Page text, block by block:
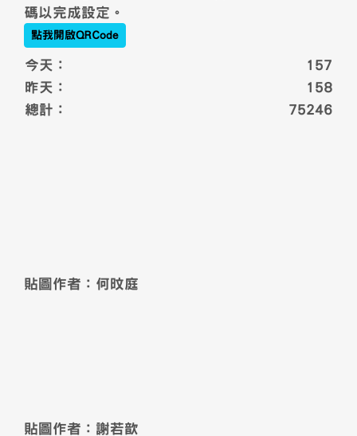
碼以完成設定。
點我開啟QRCode
今天：
157
昨天：
158
總計：
75246
貼圖作者：何旼庭
貼圖作者：謝若歆